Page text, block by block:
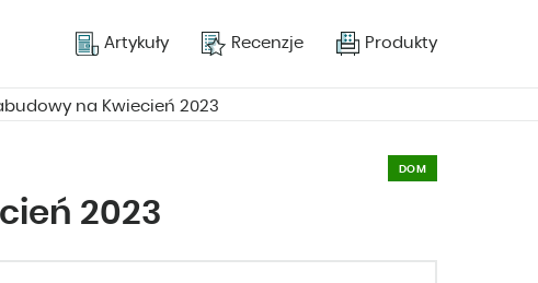
Artykuły Recenzje Produkty
na Kwiecień 2023
DOM
2023